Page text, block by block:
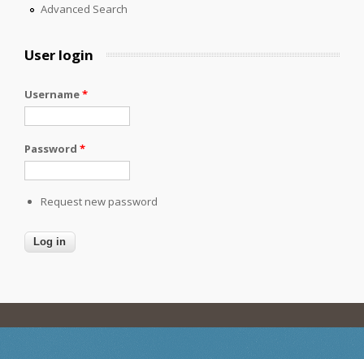
Advanced Search
User login
Username*
Password *
Request new password